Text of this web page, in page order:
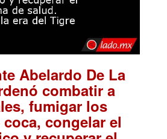
Abelardo De La
combatir a
fumigar los
congelar el